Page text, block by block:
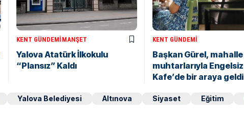
KENT GÜNDEMIMANŞET
Yalova Atatürk İlkokulu
“Plansız” Kaldı
KENT GÜNDEMI
Başkan Gürel, mahalle
muhtarlarıyla Engelsiz
Kafe’de bir araya geldi
Yalova Belediyesi Altınova Siyaset Eğitim